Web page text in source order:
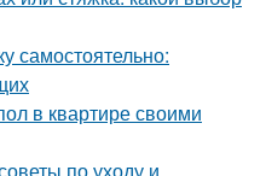
самостоятельно:
в квартире своими